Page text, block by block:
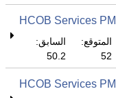
HCOB Services PMI
المتوقع:
52
السابق:
50.2
HCOB Services PMI